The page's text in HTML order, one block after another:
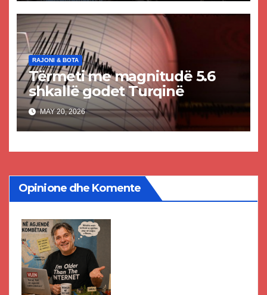
RAJONI & BOTA
Tërmeti me magnitudë 5.6
shkallë godet Turqinë
MAY 20, 2026
Opinione dhe Komente